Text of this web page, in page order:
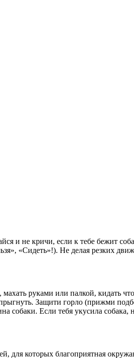
и не кричи, если к тебе бежит
«Сидеть»!). Не делая резких
руками или палкой, кидать
Защити горло (прижми
собаки. Если тебя укусила
для которых благоприятная